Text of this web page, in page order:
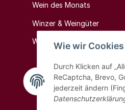
Wie wir
Durch Klicken auf
ReCaptcha, Brevo,
jederzeit ändern
Wein des Monats
Winzer & Weingüter
Weinländer & Weinregionen